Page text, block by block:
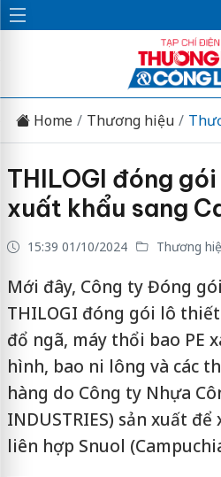
Home Thương hiệu
THILOGI đóng
xuất khẩu sang
15:39 01/10/2024 Thương
Mới đây, Công ty Đóng
THILOGI đóng gói lô
đổ ngã, máy thổi bao PE
hình, bao ni lông và các
hàng do Công ty Nhựa
INDUSTRIES) sản xuất
liên hợp Snuol